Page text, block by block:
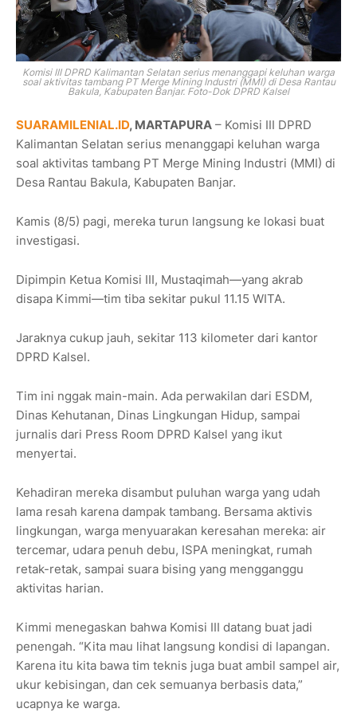
Komisi III DPRD Kalimantan Selatan serius menanggapi keluhan warga
soal aktivitas tambang PT Merge Mining Industri (MMI) di Desa Rantau
Bakula, Kabupaten Banjar. Foto-Dok DPRD Kalsel
SUARAMILENIAL.ID, MARTAPURA – Komisi III DPRD
Kalimantan Selatan serius menanggapi keluhan warga
soal aktivitas tambang PT Merge Mining Industri (MMI) di
Desa Rantau Bakula, Kabupaten Banjar.
Kamis (8/5) pagi, mereka turun langsung ke lokasi buat
investigasi.
Dipimpin Ketua Komisi III, Mustaqimah—yang akrab
disapa Kimmi—tim tiba sekitar pukul 11.15 WITA.
Jaraknya cukup jauh, sekitar 113 kilometer dari kantor
DPRD Kalsel.
Tim ini nggak main-main. Ada perwakilan dari ESDM,
Dinas Kehutanan, Dinas Lingkungan Hidup, sampai
jurnalis dari Press Room DPRD Kalsel yang ikut
menyertai.
Kehadiran mereka disambut puluhan warga yang udah
lama resah karena dampak tambang. Bersama aktivis
lingkungan, warga menyuarakan keresahan mereka: air
tercemar, udara penuh debu, ISPA meningkat, rumah
retak-retak, sampai suara bising yang mengganggu
aktivitas harian.
Kimmi menegaskan bahwa Komisi III datang buat jadi
penengah. “Kita mau lihat langsung kondisi di lapangan.
Karena itu kita bawa tim teknis juga buat ambil sampel air,
ukur kebisingan, dan cek semuanya berbasis data,”
ucapnya ke warga.